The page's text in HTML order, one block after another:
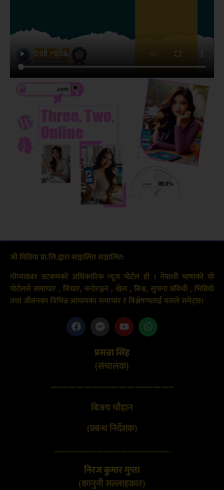
जी मिडिया प्रा.लि.द्वारा सञ्चालित सञ्चालित:
गोप्यखबर डटकमको अधिकारिक न्यूज पोर्टल हो । नेपाली भाषाको यो
पोर्टलले समाचार , विचार, मनोरञ्जन , खेल , बिश्व, सुचना प्रविधी , भिडियो
तथा जीवनका विभिन्न आयामका समाचार र विश्लेषणलाई यसले समेट्छ।
प्रसन्ना सिंह
(संचालक}
——————————————–
बिजय चौहान
(प्रबन्ध निर्देशक)
………………………………………………
निरज कुमार गुप्ता
(कानुनी सल्लाहकार)